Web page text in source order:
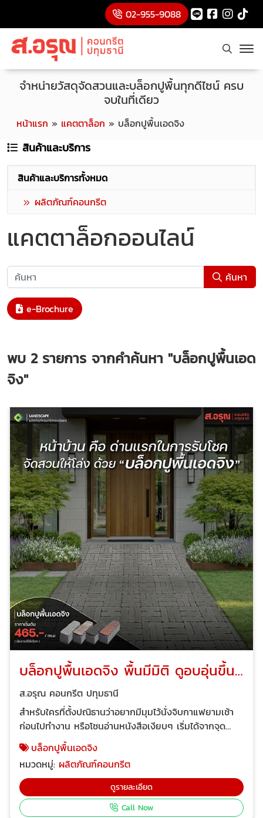
02-955-9088
หน้าแรก » แคตตาล็อก » บล็อกปูพื้นเอดจิง
จำหน่ายวัสดุจัดสวนและบล็อกปูพื้นทุกดีไซน์ ครบ
จบในที่เดียว
สินค้าและบริการ
สินค้าและบริการทั้งหมด
ผลิตภัณฑ์คอนกรีต
แคตตาล็อกออนไลน์
ค้นหา
e-Brochure
พบ 2 รายการ จากคำค้นหา "บล็อกปูพื้นเอด
จิง"
บล็อกปูพื้นเอดจิง พื้นมีมิติ ดูอบอุ่นขึ้น
ทันที เดินสบาย ไม่ลื่น
ส.อรุณ คอนกรีต ปทุมธานี
สำหรับใครที่ตั้งปณิธานว่าอยากมีมุมไว้นั่งจิบกาแฟยามเช้า
ก่อนไปทำงาน หรือโซนอ่านหนังสือเงียบๆ เริ่มได้จากจุด
เล็กๆ ไม่ต้องรีโนเวทใหญ่ทั้งหลังใช้ “บล็อกปูพื้นเอดจิง”
อย่างเดียวก็เปลี่ยนลุคได้ แค่บล็อกปูพื้นเอดจิงก็เอาอยู่จริง
เหรอ? ช่วยแบ่งสัดส่วนระหว่างสนามหญ้ากับทางเดินให้
ชัดเจนสวนดูเป็นระเบียบขึ้นเหมือนได้สวนใหม่ในพริบตา
ดีไซน์เรียบง่าย แต่ให้ฟีลลิ่งที่อบอุ่น เข้าได้กับทุกสไตล์ ไม่ว่า
จะสายคลีน สายลอฟท์ สายมินิมอล หรือสายธรรมชาติ ช่วย
บล็อกปูพื้นเอดจิง
หมวดหมู่: ผลิตภัณฑ์คอนกรีต
ดูรายละเอียด
Call Now